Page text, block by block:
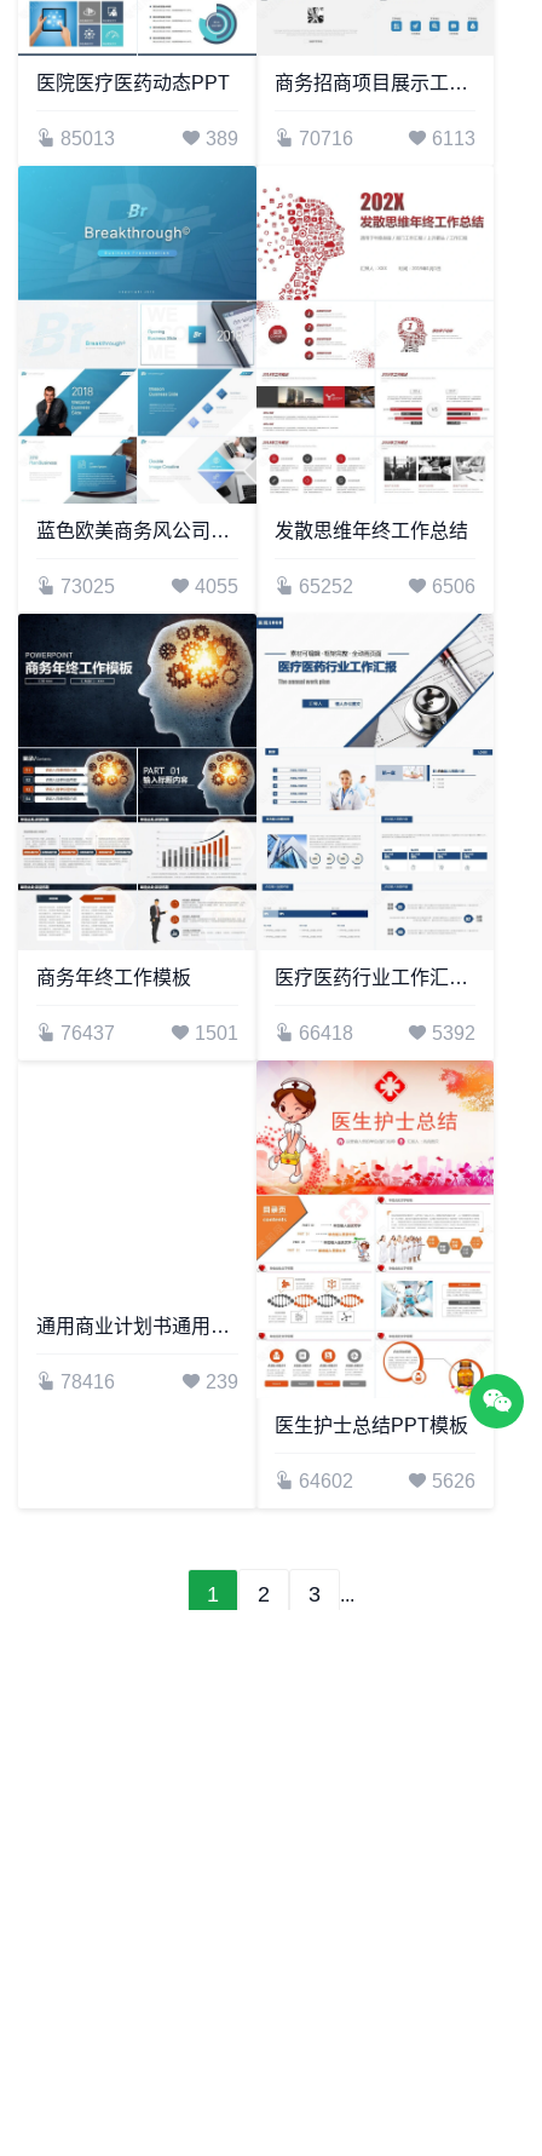
医院医疗医药动态PPT
85013 389
商务招商项目展示工作汇报计划总结通用PPT模板(2)
70716 6113
蓝色欧美商务风公司简介商务报告项目展示PPT模板
73025 4055
发散思维年终工作总结
65252 6506
商务年终工作模板
76437 1501
医疗医药行业工作汇报框架完整全动画页面
66418 5392
医生护士总结PPT模板
64602 5626
1 2 3 ...